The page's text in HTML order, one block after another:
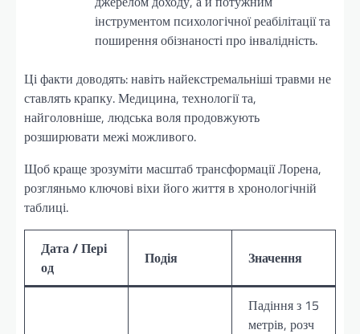
інструментом психологічної реабілітації та
поширення обізнаності про інвалідність.
Ці факти доводять: навіть найекстремальніші травми не
ставлять крапку. Медицина, технології та,
найголовніше, людська воля продовжують
розширювати межі можливого.
Щоб краще зрозуміти масштаб трансформації Лорена,
розгляньмо ключові віхи його життя в хронологічній
таблиці.
Дата / Пері
од
Подія Значення
Падіння з 15
метрів, розч